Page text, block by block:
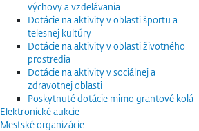
výchovy a vzdelávania
Dotácie na aktivity v oblasti športu a
telesnej kultúry
Dotácie na aktivity v oblasti životného
prostredia
Dotácie na aktivity v sociálnej a
zdravotnej oblasti
Poskytnuté dotácie mimo grantové kolá
Elektronické aukcie
Mestské organizácie